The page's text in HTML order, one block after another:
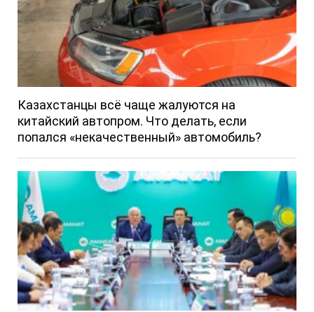
Казахстанцы всё чаще жалуются на
китайский автопром. Что делать, если
попался «некачественный» автомобиль?